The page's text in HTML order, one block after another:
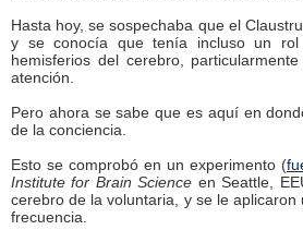
Hasta hoy, se sospechaba que el
y se conocía que tenía incluso un
hemisferios del cerebro,
atención.
Pero ahora se sabe que es aquí en
de la conciencia.
Esto se comprobó en un experimento (
Institute for Brain Science en Seattle,
cerebro de la voluntaria, y se le
frecuencia.